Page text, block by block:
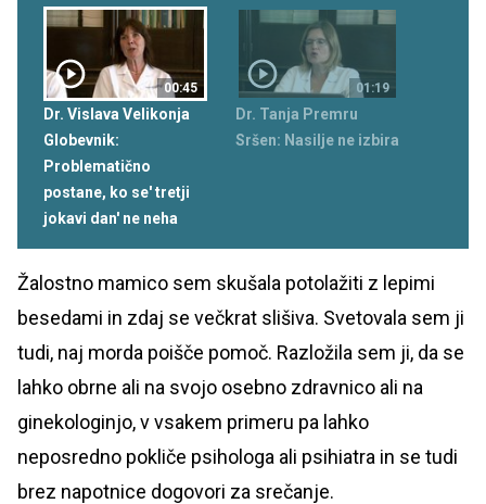
00:45
Dr. Vislava Velikonja
Globevnik:
Problematično
postane, ko se' tretji
jokavi dan' ne neha
01:19
Dr. Tanja Premru
Sršen: Nasilje ne izbira
Žalostno mamico sem skušala potolažiti z lepimi
besedami in zdaj se večkrat slišiva. Svetovala sem ji
tudi, naj morda poišče pomoč. Razložila sem ji, da se
lahko obrne ali na svojo osebno zdravnico ali na
ginekologinjo, v vsakem primeru pa lahko
neposredno pokliče psihologa ali psihiatra in se tudi
brez napotnice dogovori za srečanje.